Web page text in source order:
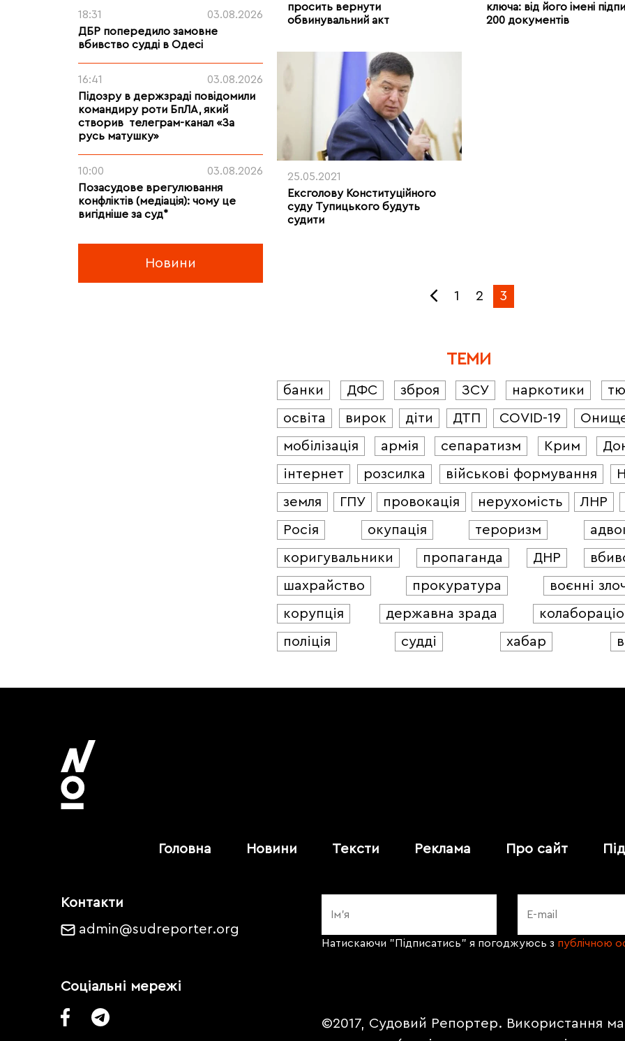
18:31
03.08.2026
ДБР попередило замовне
вбивство судді в Одесі
16:41
03.08.2026
Підозру в держзраді повідомили
командиру роти БпЛА, який
створив телеграм-канал «За
русь матушку»
10:00
03.08.2026
Позасудове врегулювання
конфліктів (медіація): чому це
вигідніше за суд*
Новини
просить вернути
обвинувальний акт
ключа: від його імені
200 документів
25.05.2021
Ексголову Конституційного
суду Тупицького будуть
судити
1 2 3
ТЕМИ
банки ДФС зброя ЗСУ наркотики
освіта
вирок діти ДТП COVID-19
мобілізація
армія сепаратизм Крим
інтернет
розсилка військові формування
земля
ГПУ провокація нерухомість
ЛНР
Росія
окупація тероризм
коригувальники
пропаганда ДНР
шахрайство
прокуратура
воєнні
корупція
державна зрада
поліція
судді хабар
Головна Новини Тексти Реклама Про сайт
Контакти
admin@sudreporter.org
Соціальні мережі
Натискаючи "Підписатись" я погоджуюсь з публічною
©2017, Судовий Репортер. Використання